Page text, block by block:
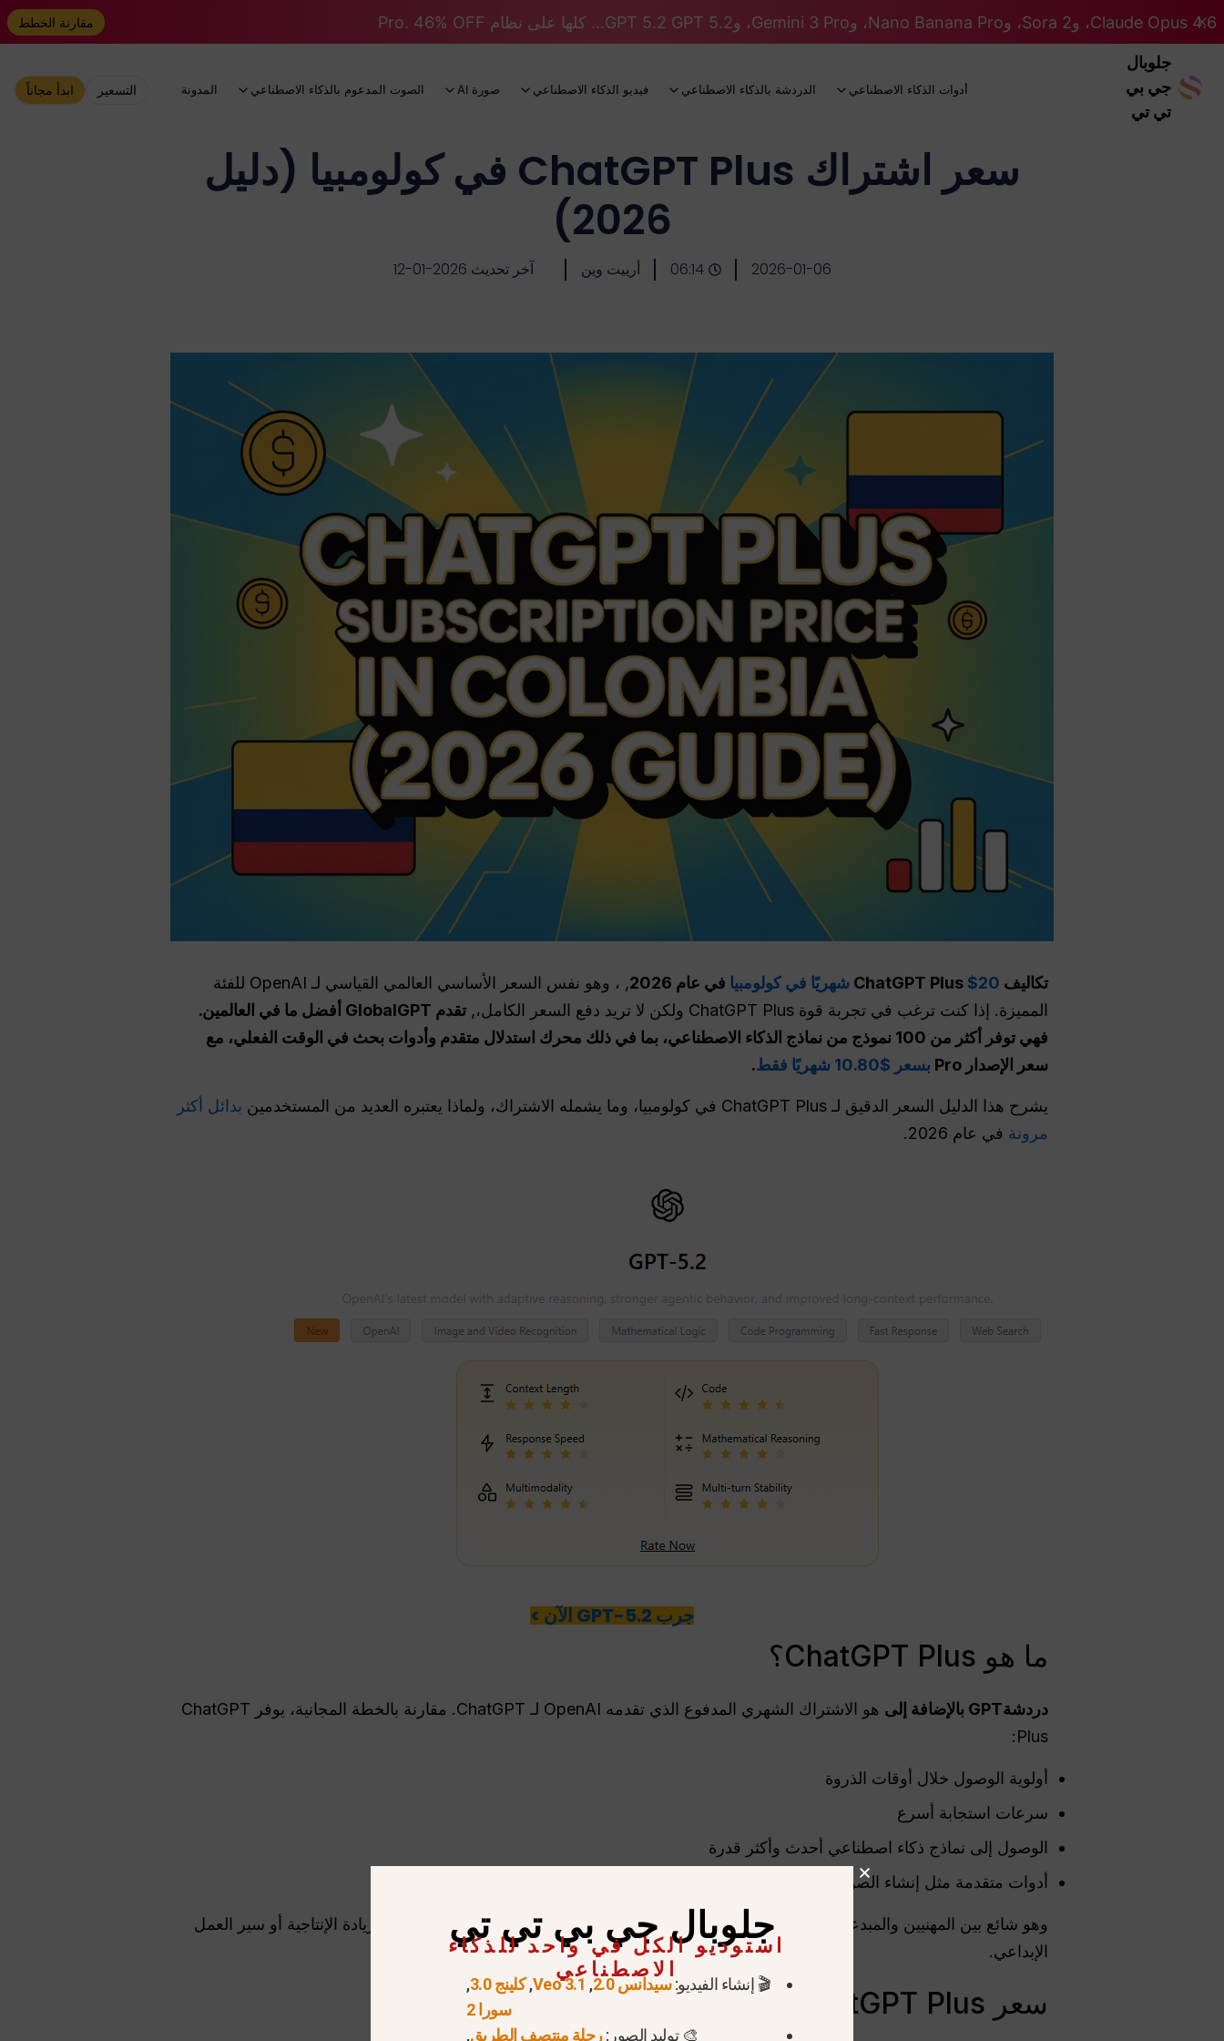
Claude Opus 4.6، وSora 2، وNano Banana Pro، وGemini 3 Pro، وGPT 5.2 GPT 5.2... كلها على نظام Pro. 46% OFF مقارنة الخطط
جلوبال
جي بي
تي تي
أدوات الذكاء الاصطناعي الدردشة بالذكاء الاصطناعي فيديو الذكاء الاصطناعي صورة AI الصوت المدعوم بالذكاء الاصطناعي المدونة التسعير ابدأ مجاناً
سعر اشتراك ChatGPT Plus في كولومبيا (دليل
2026)
2026-01-06
06:14 أرييت وين آخر تحديث 2026-01-12
تكاليف ChatGPT Plus $20 شهريًا في كولومبيا في عام 2026
, ، وهو نفس السعر الأساسي العالمي القياسي لـ OpenAI للفئة
المميزة. إذا كنت ترغب في تجربة قوة ChatGPT Plus ولكن لا تريد دفع السعر الكامل،,
تقدم GlobalGPT أفضل ما في العالمين.
فهي توفر أكثر من 100 نموذج من نماذج الذكاء الاصطناعي، بما في ذلك محرك استدلال متقدم وأدوات بحث في الوقت الفعلي، مع
سعر الإصدار Pro
بسعر $10.80 شهريًا فقط .
يشرح هذا الدليل السعر الدقيق لـ ChatGPT Plus في كولومبيا، وما يشمله الاشتراك، ولماذا يعتبره العديد من المستخدمين
بدائل أكثر
مرونة في عام 2026.
جرب GPT-5.2 الآن >
ما هو ChatGPT Plus؟
دردشةGPT بالإضافة إلى
هو الاشتراك الشهري المدفوع الذي تقدمه OpenAI لـ ChatGPT. مقارنة بالخطة المجانية، يوفر ChatGPT
Plus:
أولوية الوصول خلال أوقات الذروة
سرعات استجابة أسرع
الوصول إلى نماذج ذكاء اصطناعي أحدث وأكثر قدرة
أدوات متقدمة مثل إنشاء الصور وتحميل الملفات وتحليل البيانات
وهو شائع بين المهنيين والمبدعين والطلاب والمطورين وأي شخص يستخدم الذكاء الاصطناعي بانتظام لزيادة الإنتاجية أو سير العمل
الإبداعي.
سعر ChatGPT Plus في كولومبيا (بالدولار الأمريكي)
جلوبال جي بي تي تي
استوديو الكل في واحد للذكاء
الاصطناعي
🎬 إنشاء الفيديو:سيدانس 2.0 ,
Veo 3.1
,كلينج 3.0
,
سورا 2
🎨 توليد الصور:رحلة منتصف الطريق,